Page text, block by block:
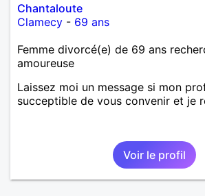
Chantaloute
Clamecy - 69 ans
Femme divorcé(e) de 69 ans
amoureuse
Laissez moi un message si mon
succeptible de vous convenir et je
Voir le profil